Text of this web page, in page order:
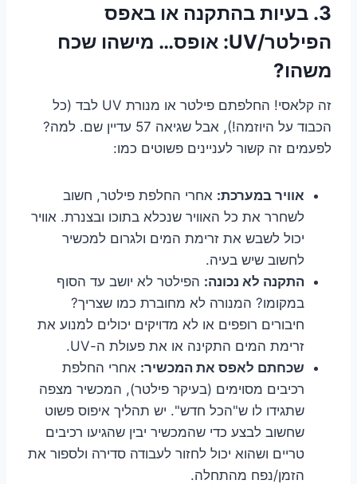
3. בעיות בהתקנה או באפס
הפילטר/UV: אופס… מישהו שכח
משהו?
זה קלאסי! החלפתם פילטר או מנורת UV לבד (כל
הכבוד על היוזמה!), אבל שגיאה 57 עדיין שם. למה?
לפעמים זה קשור לעניינים פשוטים כמו:
אוויר במערכת: אחרי החלפת פילטר, חשוב
לשחרר את כל האוויר שנכלא בתוכו ובצנרת. אוויר
יכול לשבש את זרימת המים ולגרום למכשיר
לחשוב שיש בעיה.
התקנה לא נכונה: הפילטר לא יושב עד הסוף
במקומו? המנורה לא מחוברת כמו שצריך?
חיבורים רופפים או לא מדויקים יכולים למנוע את
זרימת המים התקינה או את פעולת ה-UV.
שכחתם לאפס את המכשיר: אחרי החלפת
רכיבים מסוימים (בעיקר פילטר), המכשיר מצפה
שתגידו לו ש"הכל חדש". יש תהליך איפוס פשוט
שחשוב לבצע כדי שהמכשיר יבין שהגיעו רכיבים
טריים ושהוא יכול לחזור לעבודה סדירה ולספור את
הזמן/נפח מהתחלה.